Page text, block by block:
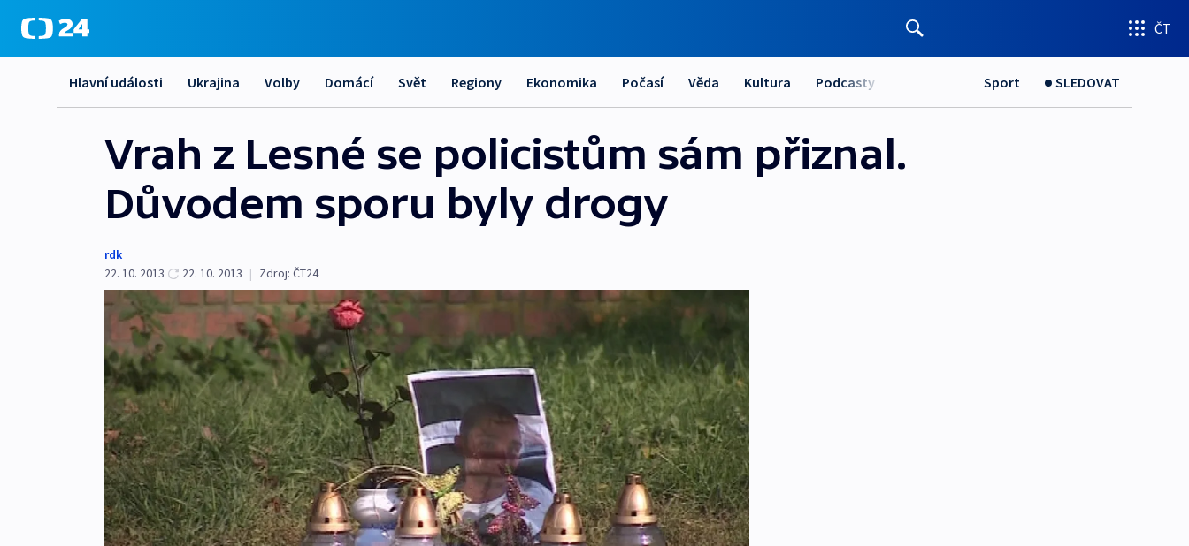
ČT
Hlavní události Ukrajina Volby Domácí Svět Regiony Ekonomika Počasí Věda Kultura Podcasty Sport SLEDOVAT
Vrah z Lesné se policistům sám přiznal.
Důvodem sporu byly drogy
rdk
22. 10. 2013
22. 10. 2013 | Zdroj: ČT24